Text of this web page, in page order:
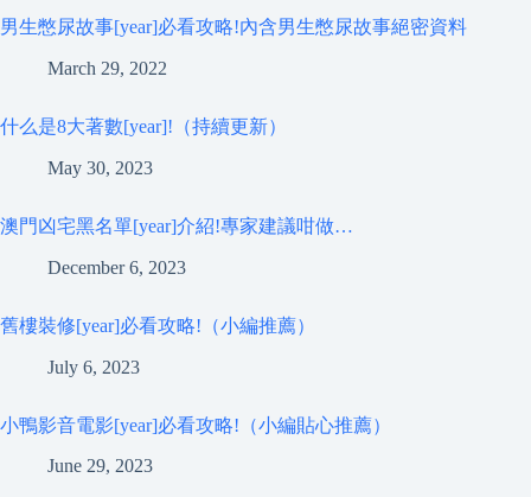
男生憋尿故事[year]必看攻略!內含男生憋尿故事絕密資料
March 29, 2022
什么是8大著數[year]!（持續更新）
May 30, 2023
澳門凶宅黑名單[year]介紹!專家建議咁做…
December 6, 2023
舊樓裝修[year]必看攻略!（小編推薦）
July 6, 2023
小鴨影音電影[year]必看攻略!（小編貼心推薦）
June 29, 2023